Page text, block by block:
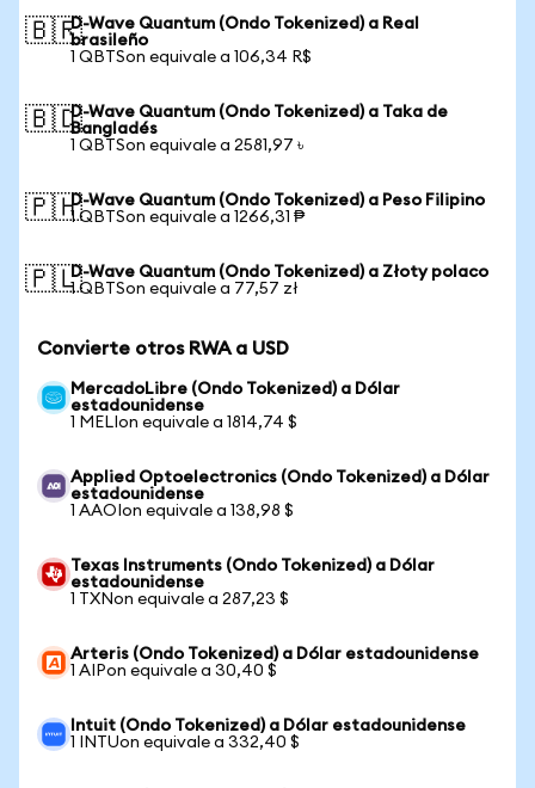
🇧🇷D-Wave Quantum (Ondo Tokenized) a Real
brasileño
1 QBTSon equivale a 106,34 R$
🇧🇩D-Wave Quantum (Ondo Tokenized) a Taka de
Bangladés
1 QBTSon equivale a 2581,97 ৳
🇵🇭D-Wave Quantum (Ondo Tokenized) a Peso Filipino
1 QBTSon equivale a 1266,31 ₱
🇵🇱D-Wave Quantum (Ondo Tokenized) a Złoty polaco
1 QBTSon equivale a 77,57 zł
Convierte otros RWA a USD
MercadoLibre (Ondo Tokenized) a Dólar
estadounidense
1 MELIon equivale a 1814,74 $
Applied Optoelectronics (Ondo Tokenized) a Dólar
estadounidense
1 AAOIon equivale a 138,98 $
Texas Instruments (Ondo Tokenized) a Dólar
estadounidense
1 TXNon equivale a 287,23 $
Arteris (Ondo Tokenized) a Dólar estadounidense
1 AIPon equivale a 30,40 $
Intuit (Ondo Tokenized) a Dólar estadounidense
1 INTUon equivale a 332,40 $